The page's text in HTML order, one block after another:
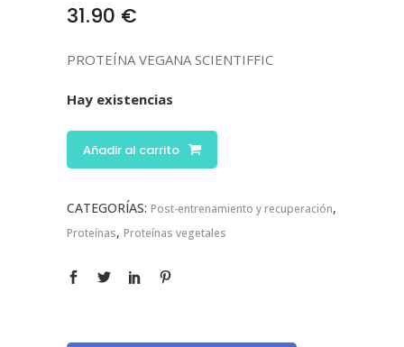
31.90 €
PROTEÍNA VEGANA SCIENTIFFIC
Hay existencias
Añadir al carrito
CATEGORÍAS: Post-entrenamiento y recuperación,
Proteínas, Proteínas vegetales